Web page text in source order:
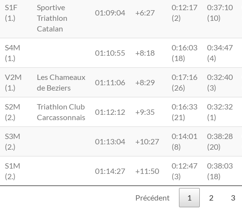
S1F
(1.)
Sportive
Triathlon
Catalan
01:09:04 +6:27
0:12:17
(2)
0:37:10
(10)
S4M
(1.)
01:10:55 +8:18
0:16:03
(18)
0:34:47
(4)
V2M
(1.)
Les Chameaux
de Beziers
01:11:06 +8:29
0:17:16
(26)
0:32:40
(3)
S2M
(2.)
Triathlon Club
Carcassonnais
01:12:12 +9:35
0:16:33
(21)
0:32:32
(1)
S3M
(2.)
01:13:04 +10:27
0:14:01
(8)
0:38:28
(20)
S1M
(2.)
01:14:27 +11:50
0:12:47
(3)
0:38:03
(18)
Précédent 1 2 3